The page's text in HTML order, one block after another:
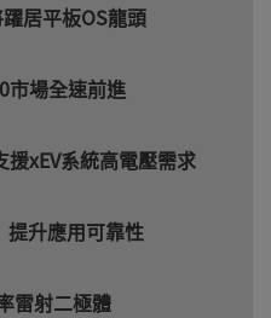
居平板OS龍頭
場全速前進
援xEV系統高電壓需求
升應用可靠性
雷射二極體